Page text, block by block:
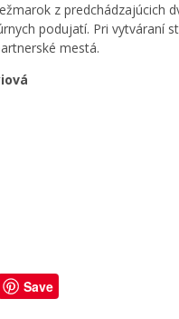
z predchádzajúcich
podujatí. Pri vytváraní
mestá.
Save